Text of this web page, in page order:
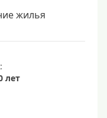
жилья
лет